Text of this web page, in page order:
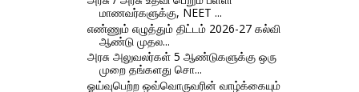
மாணவர்களுக்கு, NEET ...
எண்ணும் எழுத்தும் திட்டம் 2026-27 கல்வி
ஆண்டு முதல...
அரசு அலுவலர்கள் 5 ஆண்டுகளுக்கு ஒரு
முறை தங்களது சொ...
ஓய்வுபெற்ற ஒவ்வொருவரின் வாழ்க்கையும்